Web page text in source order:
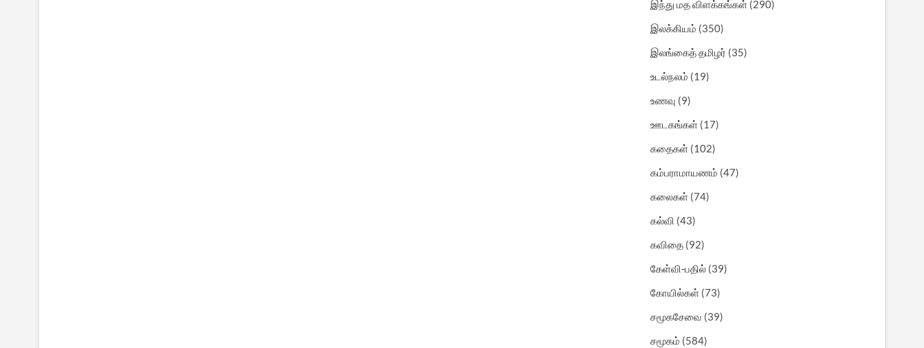
இந்து மத விளக்கங்கள் (290)
இலக்கியம் (350)
இலங்கைத் தமிழர் (35)
உடல்நலம் (19)
உணவு (9)
ஊடகங்கள் (17)
கதைகள் (102)
கம்பராமாயணம் (47)
கலைகள் (74)
கல்வி (43)
கவிதை (92)
கேள்வி-பதில் (39)
கோயில்கள் (73)
சமூகசேவை (39)
சமூகம் (584)